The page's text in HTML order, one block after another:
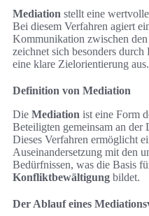
Mediation stellt eine
Bei diesem Verfahren agiert
Kommunikation zwischen
zeichnet sich besonders
eine klare Zielorientierung aus.
Definition von Mediation
Die Mediation ist eine Form
Beteiligten gemeinsam an
Dieses Verfahren ermöglicht
Auseinandersetzung mit den
Bedürfnissen, was die Basis
Konfliktbewältigung bildet.
Der Ablauf eines